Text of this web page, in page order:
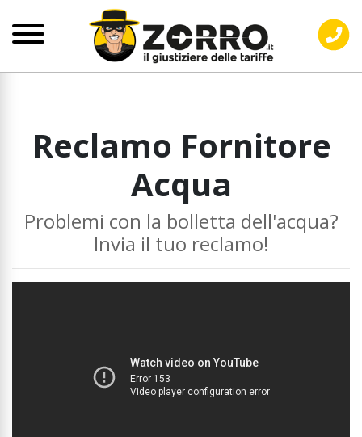
Reclamo Fornitore
Acqua
Problemi con la bolletta dell'acqua?
Invia il tuo reclamo!